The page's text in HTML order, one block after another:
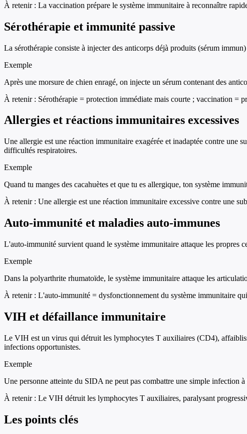
À retenir : La vaccination prépare le système immunitaire à reconnaître
Sérothérapie et immunité passive
La sérothérapie consiste à injecter des anticorps déjà produits (sérum
Exemple
Après une morsure de chien enragé, on injecte un sérum contenant des
À retenir : Sérothérapie = protection immédiate mais courte ; vaccination =
Allergies et réactions immunitaires excessives
Une allergie est une réaction immunitaire exagérée et inadaptée contre une
difficultés respiratoires.
Exemple
Quand tu manges des cacahuètes et que tu es allergique, ton système
À retenir : Une allergie est une réaction immunitaire excessive contre une
Auto-immunité et maladies auto-immunes
L'auto-immunité survient quand le système immunitaire attaque les propres
Exemple
Dans la polyarthrite rhumatoïde, le système immunitaire attaque les
À retenir : L'auto-immunité = dysfonctionnement du système immunitaire
VIH et défaillance immunitaire
Le VIH est un virus qui détruit les lymphocytes T auxiliaires (CD4),
infections opportunistes.
Exemple
Une personne atteinte du SIDA ne peut pas combattre une simple infection
À retenir : Le VIH détruit les lymphocytes T auxiliaires, paralysant
Les points clés